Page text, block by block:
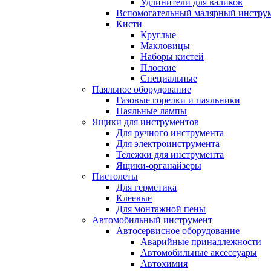
Удлинители для валиков
Вспомогательный малярный
Кисти
Круглые
Макловицы
Наборы кистей
Плоские
Специальные
Паяльное оборудование
Газовые горелки и паяльники
Паяльные лампы
Ящики для инструментов
Для ручного инструмента
Для электроинструмента
Тележки для инструмента
Ящики-органайзеры
Пистолеты
Для герметика
Клеевые
Для монтажной пены
Автомобильный инструмент
Автосервисное оборудование
Аварийные принадлежности
Автомобильные аксессуары
Автохимия